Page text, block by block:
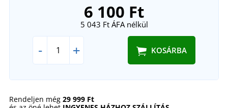
6 100 Ft
5 043 FtÁFA nélkül
- + KOSÁRBA
Rendeljen még 29 999 Ft